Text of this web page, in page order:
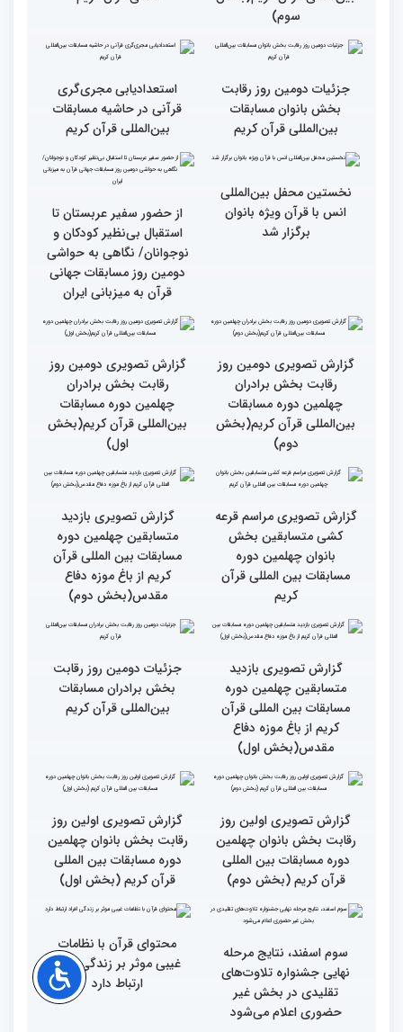
گزارش تصویری دومین روز
رقابت بخش برادران
چهلمین دوره مسابقات
بین‌المللی قرآن کریم(بخش
سوم)
فعالیت های کمیته پشتیبانی
چهلمین دوره مسابقات بین
المللی قران کریم
بخش بانوان مسابقات
بین‌المللی قرآن کریم
استعدادیابی مجری‌گری
بین‌المللی قرآن کریم
برگزار شد
از حضور سفیر عربستان تا
استقبال بی‌نظیر کودکان و
نوجوانان/ نگاهی به حواشی
دومین روز مسابقات جهانی
قرآن به میزبانی ایران
گزارش تصویری دومین روز
رقابت بخش برادران
چهلمین دوره مسابقات
بین‌المللی قرآن کریم(بخش
دوم)
گزارش تصویری دومین روز
رقابت بخش برادران
چهلمین دوره مسابقات
بین‌المللی قرآن کریم(بخش
اول)
گزارش تصویری مراسم قرعه
کشی متسابقین بخش
بانوان چهلمین دوره
مسابقات بین المللی قرآن
کریم
گزارش تصویری بازدید
متسابقین چهلمین دوره
مسابقات بین المللی قرآن
کریم از باغ موزه دفاع
مقدس(بخش دوم)
گزارش تصویری بازدید
متسابقین چهلمین دوره
مسابقات بین المللی قرآن
کریم از باغ موزه دفاع
مقدس(بخش اول)
بخش برادران مسابقات
بین‌المللی قرآن کریم
گزارش تصویری اولین روز
رقابت بخش بانوان چهلمین
دوره مسابقات بین المللی
قرآن کریم (بخش دوم)
گزارش تصویری اولین روز
دوره مسابقات بین المللی
قرآن کریم (بخش اول)